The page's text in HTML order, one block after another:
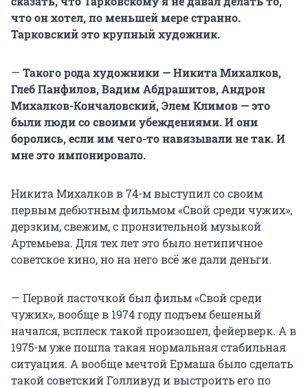
что он хотел, по меньшей мере странно.
Тарковский это крупный художник.
— Такого рода художники — Никита Михалков,
Глеб Панфилов, Вадим Абдрашитов, Андрон
Михалков-Кончаловский, Элем Климов — это
были люди со своими убеждениями. И они
боролись, если им чего-то навязывали не так. И
мне это импонировало.
Никита Михалков в 74-м выступил со своим
первым дебютным фильмом «Свой среди чужих»,
дерзким, свежим, с пронзительной музыкой
Артемьева. Для тех лет это было нетипичное
советское кино, но на него всё же дали деньги.
— Первой ласточкой был фильм «Свой среди
чужих», вообще в 1974 году подъем бешеный
начался, всплеск такой произошел, фейерверк. А в
1975-м уже пошла такая нормальная стабильная
ситуация. А вообще мечтой Ермаша было сделать
такой советский Голливуд и выстроить его по